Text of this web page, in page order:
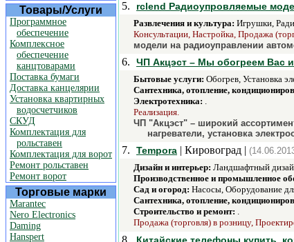
Товары/Услуги
Программное
обеспечение
Комплексное
обеспечение
канцтоварами
Поставка бумаги
Доставка канцелярии
Установка квартирных
водосчетчиков
СКУД
Комплектация для
рольставен
Комплектация для ворот
Ремонт рольставен
Ремонт ворот
Торговые марки
Marantec
Nero Electronics
Daming
Hanspert
5. rclend Радиоупровляемые
Развлечения и культура: Игрушки,
Консультации, Настройка, Продажа
модели на радиоуправлении
6. ЧП Акцэст – Мы обогреем Вас
Бытовые услуги: Обогрев, Установка
Сантехника, отопление,
Электротехника: .
Реализация.
ЧП "Акцэст" – широкий
нагреватели, установка
7. Tempora | Кировоград |
Дизайн и интерьер: Ландшафтный
Производственное и промышленное
Сад и огород: Насосы, Оборудование
Сантехника, отопление,
Строительство и ремонт: .
Продажа (торговля) в розницу,
8.